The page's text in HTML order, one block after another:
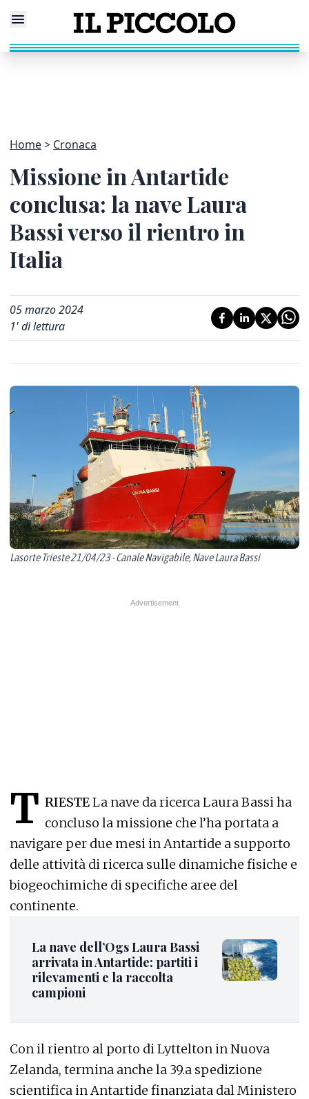
Home Cronaca
Missione in Antartide
conclusa: la nave Laura
Bassi verso il rientro in
Italia
05 marzo 2024
1' di lettura
Lasorte Trieste 21/04/23 - Canale Navigabile, Nave Laura Bassi
T RIESTELa nave da ricerca Laura Bassi ha
concluso la missione che l’ha portata a
navigare per due mesi in Antartide a supporto
delle attività di ricerca sulle dinamiche fisiche e
biogeochimiche di specifiche aree del
continente.
La nave dell’Ogs Laura Bassi
arrivata in Antartide: partiti i
rilevamenti e la raccolta
campioni
Con il rientro al porto di Lyttelton in Nuova
Zelanda, termina anche la 39.a spedizione
scientifica in Antartide finanziata dal Ministero